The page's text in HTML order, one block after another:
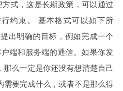
式，这是长期政策，可以通过
约束。 基本格式可以如下所
出明确的目标，例如完成一个
端和服务端的通信。如果你发
那么一定是你还没有想清楚自己
需要完成什么，或者不是那么得